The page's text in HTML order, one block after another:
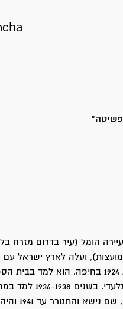
אידה ואפרים, בעיירה הומל (עיר בדרום
ועלה לארץ ישראל עם
ב-1922. משפחתו התגוררה תחילה במושבה מגדל ומשנת 1924 בחיפה.
עד גיל 15. בשנים 1934-1936 היה בחברת
של בית הספר החקלאי